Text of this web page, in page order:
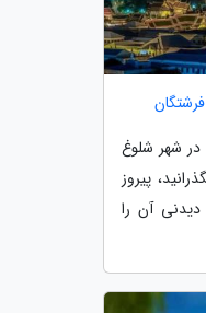
در شهر شلوغ
پیروز
آن را